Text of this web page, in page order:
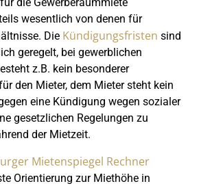
die Gewerberaummiete
wesentlich von denen für
Die Kündigungsfristen sind
geregelt, bei gewerblichen
z.B. kein besonderer
den Mieter, dem Mieter steht kein
eine Kündigung wegen sozialer
gesetzlichen Regelungen zu
der Mietzeit.
Mietenspiegel Rechner
Orientierung zur Miethöhe in